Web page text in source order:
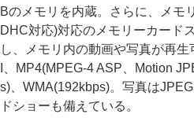
Bのメモリを内蔵。さらに、メモ
DHC対応)対応のメモリーカード
し、メモリ内の動画や写真が再
I、MP4(MPEG-4 ASP、Motion
s)、WMA(192kbps)。写真は
ドショーも備えている。